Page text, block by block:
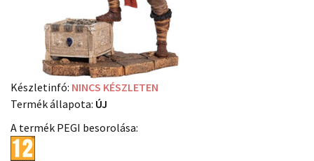
Készletinfó: NINCS KÉSZLETEN
Termék állapota: ÚJ
A termék PEGI besorolása: